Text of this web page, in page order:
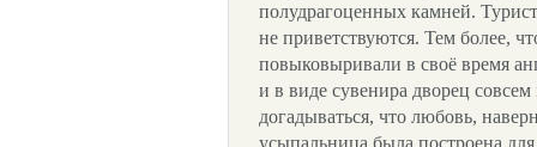
полудрагоценных камней.
не приветствуются. Тем более,
повыковыривали в своё время
и в виде сувенира дворец
догадываться, что любовь,
усыпальница была построена